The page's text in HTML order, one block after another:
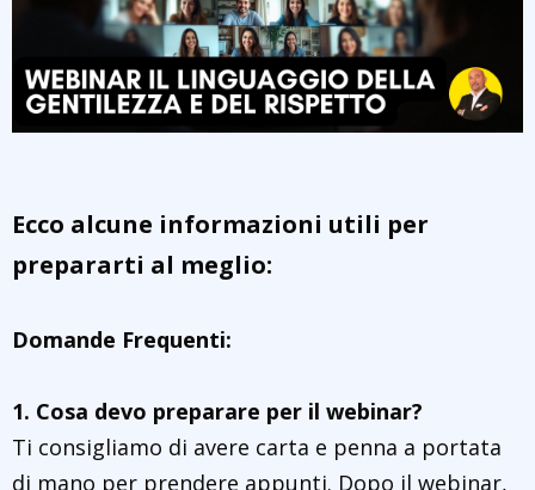
Ecco alcune informazioni utili per
prepararti al meglio:
Domande Frequenti:
1. Cosa devo preparare per il webinar?
Ti consigliamo di avere carta e penna a portata
di mano per prendere appunti. Dopo il webinar,